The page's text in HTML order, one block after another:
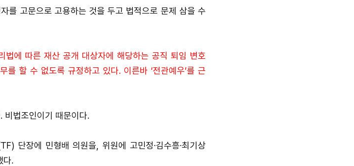
를 고문으로 고용하는 것을 두고 법적으로 문제 삼을 수
에 따른 재산 공개 대상자에 해당하는 공직 퇴임 변호
할 수 없도록 규정하고 있다. 이른바 ‘전관예우’를 근
비법조인이기 때문이다.
단장에 민형배 의원을, 위원에 고민정·김수흥·최기상
다.